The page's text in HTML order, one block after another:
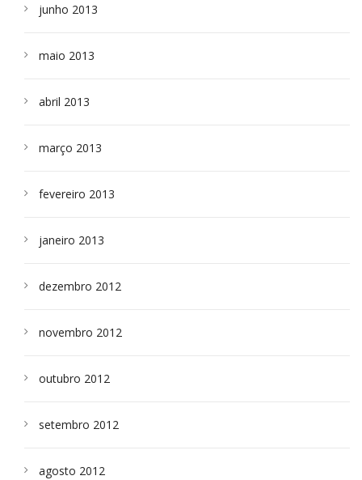
junho 2013
maio 2013
abril 2013
março 2013
fevereiro 2013
janeiro 2013
dezembro 2012
novembro 2012
outubro 2012
setembro 2012
agosto 2012